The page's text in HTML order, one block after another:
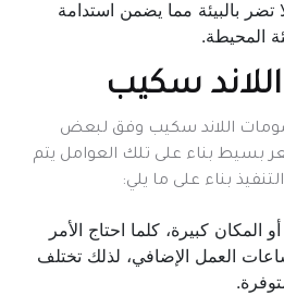
تضر بالبيئة مما يضمن استدامة
المحيطة.
سكيب
اللاند سكيب وفق لبعض
بسيط بناء على تلك العوامل يتم
بناء على ما يلي:
كبيرة، كلما احتاج الأمر
العمل الإضافي، لذلك تختلف